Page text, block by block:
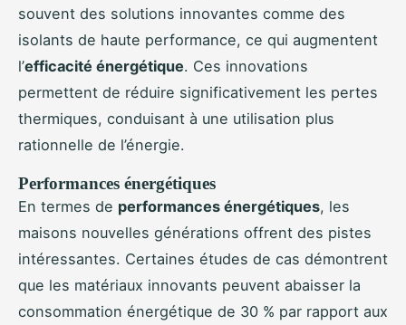
souvent des solutions innovantes comme des
isolants de haute performance, ce qui augmentent
l’efficacité énergétique. Ces innovations
permettent de réduire significativement les pertes
thermiques, conduisant à une utilisation plus
rationnelle de l’énergie.
Performances énergétiques
En termes de performances énergétiques, les
maisons nouvelles générations offrent des pistes
intéressantes. Certaines études de cas démontrent
que les matériaux innovants peuvent abaisser la
consommation énergétique de 30 % par rapport aux